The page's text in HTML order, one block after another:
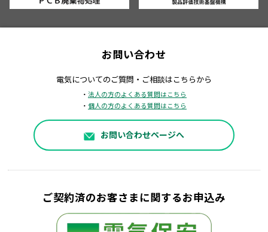
お問い合わせ
電気についてのご質問・ご相談はこちらから
・ 法人の方のよくある質問はこちら
・ 個人の方のよくある質問はこちら
お問い合わせページへ
ご契約済のお客さまに関するお申込み